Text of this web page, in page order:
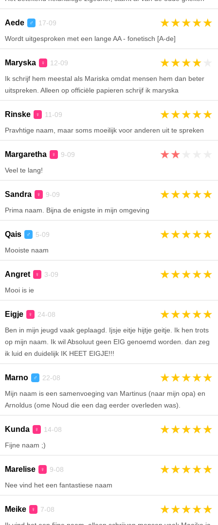
Aede ♂ 17-09 ★★★★★
Wordt uitgesproken met een lange AA - fonetisch [A-de]
Maryska ♀ 12-09 ★★★★
Ik schrijf hem meestal als Mariska omdat mensen hem dan beter
uitspreken. Alleen op officiële papieren schrijf ik maryska
Rinske ♀ 11-09 ★★★★★
Pravhtige naam, maar soms moeilijk voor anderen uit te spreken
Margaretha ♀ 9-09 ★★
Veel te lang!
Sandra ♀ 9-09 ★★★★★
Prima naam. Bijna de enigste in mijn omgeving
Qais ♂ 5-09 ★★★★★
Mooiste naam
Angret ♀ 3-09 ★★★★★
Mooi is ie
Eigje ♀ 24-08 ★★★★★
Ben in mijn jeugd vaak geplaagd. Ijsje eitje hijtje geitje. Ik hen trots
op mijn naam. Ik wil Absoluut geen EIG genoemd worden. dan zeg
ik luid en duidelijk IK HEET EIGJE!!!
Marno ♂ 22-08 ★★★★★
Mijn naam is een samenvoeging van Martinus (naar mijn opa) en
Arnoldus (ome Noud die een dag eerder overleden was).
Kunda ♀ 14-08 ★★★★★
Fijne naam ;)
Marelise ♀ 9-08 ★★★★★
Nee vind het een fantastiese naam
Meike ♀ 7-08 ★★★★★